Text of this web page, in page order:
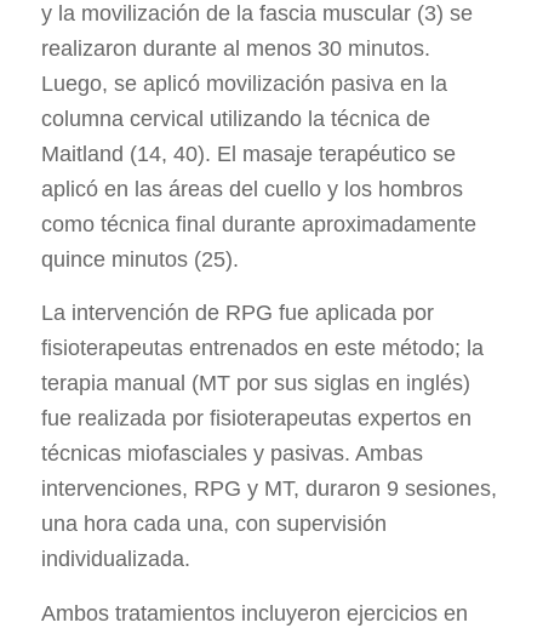
y la movilización de la fascia muscular (3) se
realizaron durante al menos 30 minutos.
Luego, se aplicó movilización pasiva en la
columna cervical utilizando la técnica de
Maitland (14, 40). El masaje terapéutico se
aplicó en las áreas del cuello y los hombros
como técnica final durante aproximadamente
quince minutos (25).
La intervención de RPG fue aplicada por
fisioterapeutas entrenados en este método; la
terapia manual (MT por sus siglas en inglés)
fue realizada por fisioterapeutas expertos en
técnicas miofasciales y pasivas. Ambas
intervenciones, RPG y MT, duraron 9 sesiones,
una hora cada una, con supervisión
individualizada.
Ambos tratamientos incluyeron ejercicios en